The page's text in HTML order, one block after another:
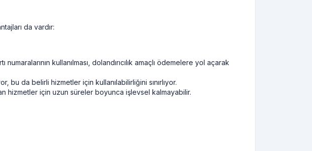
da vardır:
kullanılması, dolandırıcılık amaçlı ödemelere yol açarak
bu da belirli hizmetler için kullanılabilirliğini sınırlıyor.
hizmetler için uzun süreler boyunca işlevsel kalmayabilir.